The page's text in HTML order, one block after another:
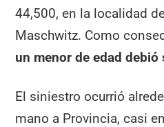
44,500, en la localidad
Maschwitz. Como
un menor de edad
El siniestro ocurrió
mano a Provincia, casi